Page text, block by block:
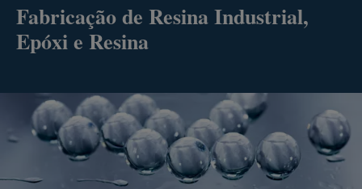
Fabricação de Resina Industrial,
Epóxi e Resina